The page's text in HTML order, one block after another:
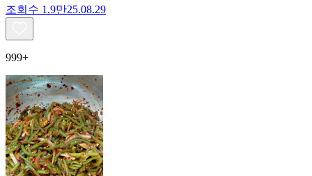
조회수 1.9만25.08.29
999+